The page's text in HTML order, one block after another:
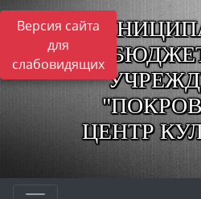
Версия сайта
для
слабовидящих
ЦЕНТР